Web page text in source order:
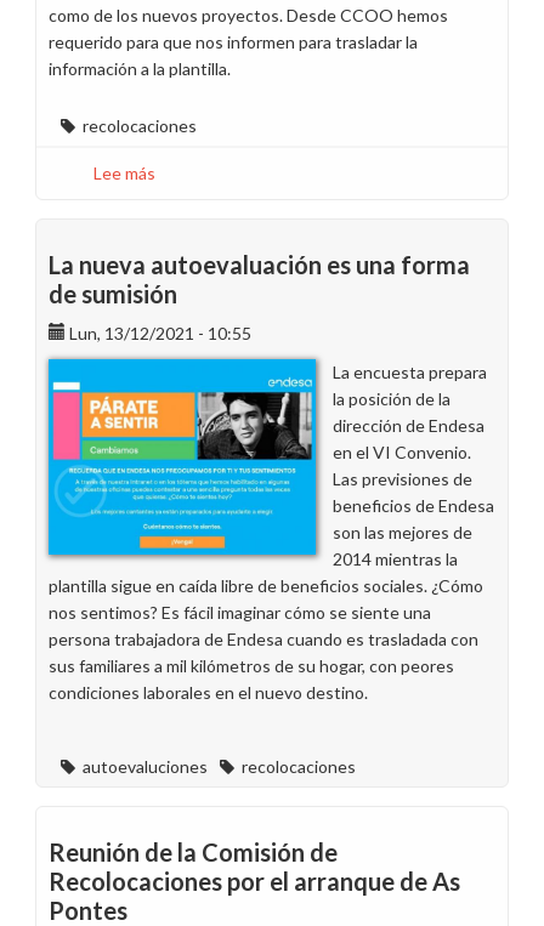
como de los nuevos proyectos. Desde CCOO hemos
requerido para que nos informen para trasladar la
información a la plantilla.
recolocaciones
Lee más
Comisión
de
Seguimiento
del
Acuerdo
de
Recolocaciones
de
Excedentes
de
Generación
La nueva autoevaluación es una forma
de sumisión
Lun, 13/12/2021 - 10:55
La encuesta prepara
la posición de la
dirección de Endesa
en el VI Convenio.
Las previsiones de
beneficios de Endesa
son las mejores de
2014 mientras la
plantilla sigue en caída libre de beneficios sociales. ¿Cómo
nos sentimos? Es fácil imaginar cómo se siente una
persona trabajadora de Endesa cuando es trasladada con
sus familiares a mil kilómetros de su hogar, con peores
condiciones laborales en el nuevo destino.
autoevaluciones recolocaciones
Reunión de la Comisión de
Recolocaciones por el arranque de As
Pontes